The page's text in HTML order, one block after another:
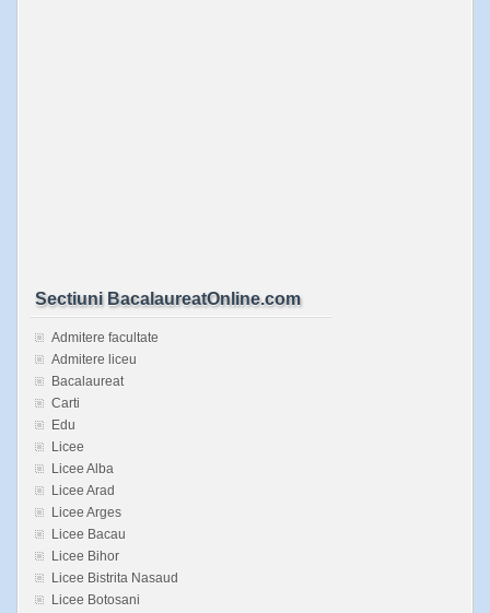
Sectiuni BacalaureatOnline.com
Admitere facultate
Admitere liceu
Bacalaureat
Carti
Edu
Licee
Licee Alba
Licee Arad
Licee Arges
Licee Bacau
Licee Bihor
Licee Bistrita Nasaud
Licee Botosani